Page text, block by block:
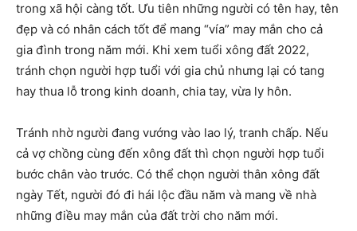
trong xã hội càng tốt. Ưu tiên những người có tên hay, tên
đẹp và có nhân cách tốt để mang “vía” may mắn cho cả
gia đình trong năm mới. Khi xem tuổi xông đất 2022,
tránh chọn người hợp tuổi với gia chủ nhưng lại có tang
hay thua lỗ trong kinh doanh, chia tay, vừa ly hôn.
Tránh nhờ người đang vướng vào lao lý, tranh chấp. Nếu
cả vợ chồng cùng đến xông đất thì chọn người hợp tuổi
bước chân vào trước. Có thể chọn người thân xông đất
ngày Tết, người đó đi hái lộc đầu năm và mang về nhà
những điều may mắn của đất trời cho năm mới.